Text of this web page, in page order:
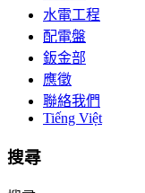
水電工程
配電盤
鈑金部
應徵
聯絡我們
Tiếng Việt
搜尋